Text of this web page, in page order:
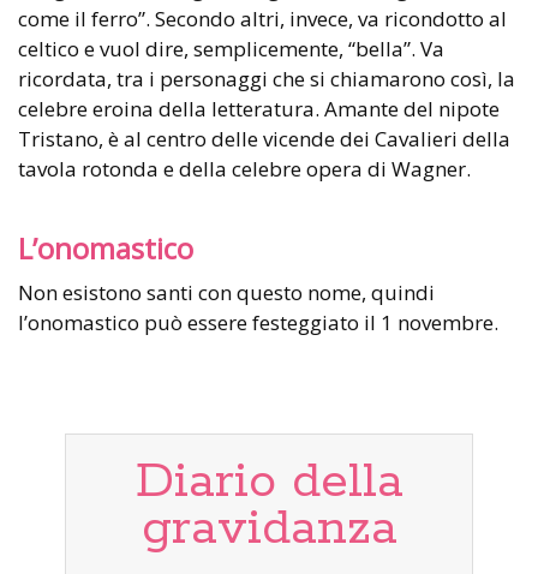
come il ferro”. Secondo altri, invece, va ricondotto al
celtico e vuol dire, semplicemente, “bella”. Va
ricordata, tra i personaggi che si chiamarono così, la
celebre eroina della letteratura. Amante del nipote
Tristano, è al centro delle vicende dei Cavalieri della
tavola rotonda e della celebre opera di Wagner.
L’onomastico
Non esistono santi con questo nome, quindi
l’onomastico può essere festeggiato il 1 novembre.
Diario della
gravidanza